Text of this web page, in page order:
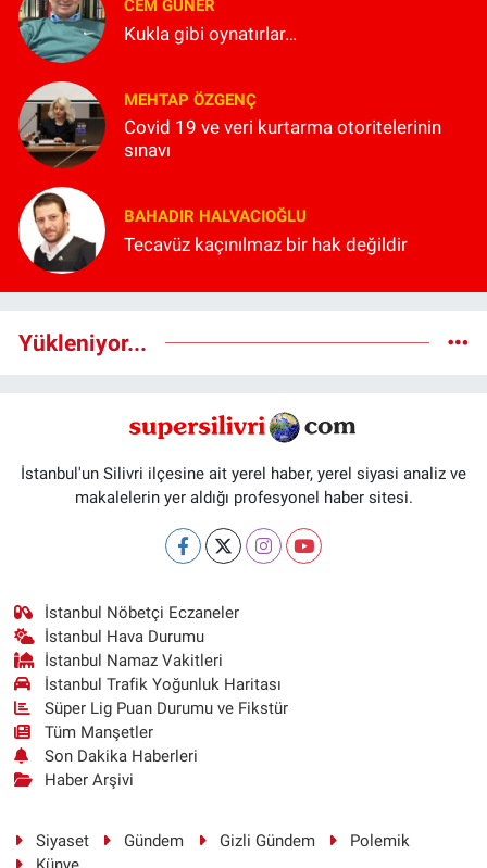
CEM GÜNER
Kukla gibi oynatırlar…
MEHTAP ÖZGENÇ
Covid 19 ve veri kurtarma otoritelerinin
sınavı
BAHADIR HALVACIOĞLU
Tecavüz kaçınılmaz bir hak değildir
Yükleniyor...
İstanbul'un Silivri ilçesine ait yerel haber, yerel siyasi analiz ve
makalelerin yer aldığı profesyonel haber sitesi.
İstanbul Nöbetçi Eczaneler
İstanbul Hava Durumu
İstanbul Namaz Vakitleri
İstanbul Trafik Yoğunluk Haritası
Süper Lig Puan Durumu ve Fikstür
Tüm Manşetler
Son Dakika Haberleri
Haber Arşivi
Siyaset Gündem Gizli Gündem
Polemik